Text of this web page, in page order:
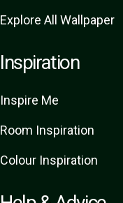
Explore All Wallpaper
Inspiration
Inspire Me
Room Inspiration
Colour Inspiration